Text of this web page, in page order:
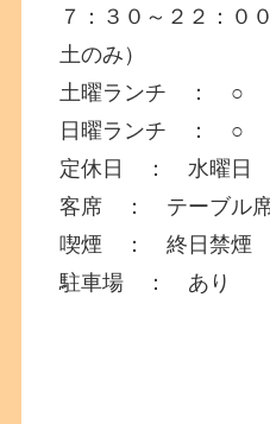
７：３０～２２：０
土のみ）
土曜ランチ ： ○
日曜ランチ ： ○
定休日 ： 水曜日
客席 ： テーブル
喫煙 ： 終日禁煙
駐車場 ： あり